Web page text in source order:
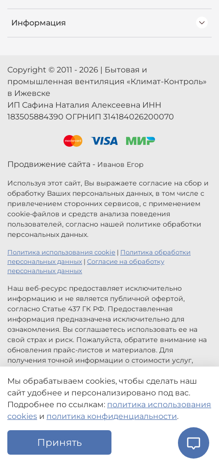
Информация
Copyright © 2011 - 2026 | Бытовая и
промышленная вентиляция «Климат-Контроль»
в Ижевске
ИП Сафина Наталия Алексеевна ИНН
183505884390 ОГРНИП 314184026200070
Продвижение сайта - Иванов Егор
Используя этот сайт, Вы выражаете согласие на сбор и
обработку Ваших персональных данных, в том числе с
привлечением сторонних сервисов, с применением
cookie-файлов и средств анализа поведения
пользователей, согласно нашей политике обработки
персональных данных.
Политика использования cookie | Политика обработки
персональных данных | Согласие на обработку
персональных данных
Наш веб-ресурс предоставляет исключительно
информацию и не является публичной офертой,
согласно Статье 437 ГК РФ. Предоставленная
информация предназначена исключительно для
ознакомления. Вы соглашаетесь использовать ее на
свой страх и риск. Пожалуйста, обратите внимание на
обновления прайс-листов и материалов. Для
получения точной информации о стоимости услуг,
заказа услуг заполните форму обратной связи.
Цены, указанные на сайте приведены как справочная
информация и не являются публичной офертой. Могут
быть изменены в любое время без предупреждения.
Главная Поиск Корзина Профиль
Мы обрабатываем cookies, чтобы сделать наш
сайт удобнее и персонализировано под вас.
Подробнее по ссылкам: политика использования
cookies и политика конфиденциальности.
Принять